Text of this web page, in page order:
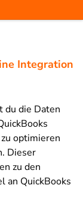
Integration
du die Daten
optimieren
Dieser
zu den
an QuickBooks